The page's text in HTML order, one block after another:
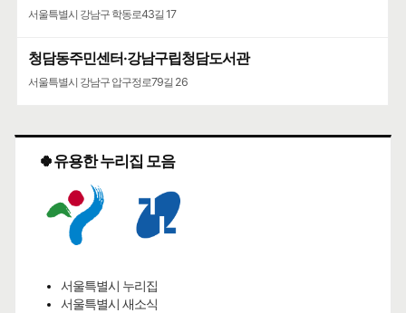
서울특별시 강남구 학동로43길 17
청담동주민센터·강남구립청담도서관
서울특별시 강남구 압구정로79길 26
🍀유용한 누리집 모음
서울특별시 누리집
서울특별시 새소식